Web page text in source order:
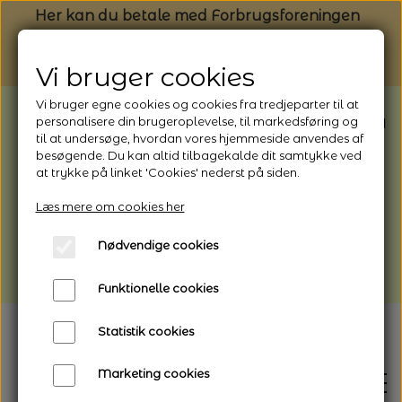
Her kan du betale med Forbrugsforeningen
BEMÆRK: Butikken har ferielukket* fra
1/8 - 9/8 - 2026
*Webshoppen er åben og sender hele
afhentning
Vi gør opmærksom på, at der kan være lidt
længere leveringstid
Vi bruger cookies
Vi bruger egne cookies og cookies fra tredjeparter til at
personalisere din brugeroplevelse, til markedsføring og
til at undersøge, hvordan vores hjemmeside anvendes af
besøgende. Du kan altid tilbagekalde dit samtykke ved
at trykke på linket 'Cookies' nederst på siden.
Læs mere om cookies her
Nødvendige cookies
Funktionelle cookies
Statistik cookies
Marketing cookies